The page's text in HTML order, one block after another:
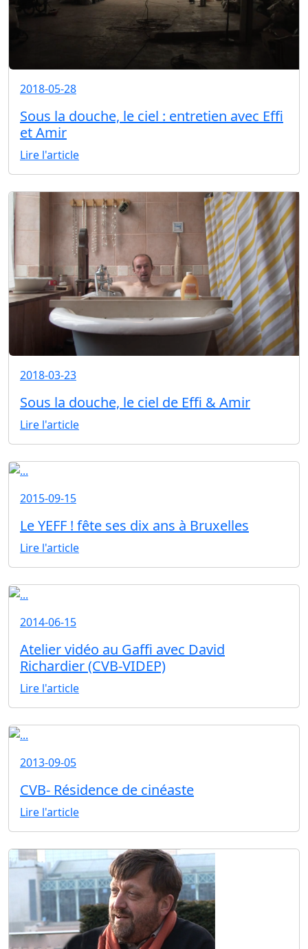
2018-05-28
Sous la douche, le ciel : entretien avec Effi
et Amir
Lire l'article
2018-03-23
Sous la douche, le ciel de Effi & Amir
Lire l'article
2015-09-15
Le YEFF ! fête ses dix ans à Bruxelles
Lire l'article
2014-06-15
Atelier vidéo au Gaffi avec David
Richardier (CVB-VIDEP)
Lire l'article
2013-09-05
CVB- Résidence de cinéaste
Lire l'article